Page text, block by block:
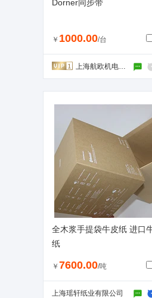
Dorner同步带
￥ 1000.00/台
上海航欧机电设备有限公司
全木浆手提袋牛皮纸 进口
纸
￥ 7600.00/吨
上海瑶轩纸业有限公司